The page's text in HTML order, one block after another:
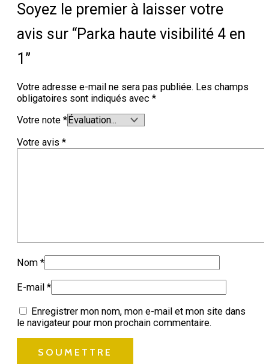
Soyez le premier à laisser votre
avis sur “Parka haute visibilité 4 en
1”
Votre adresse e-mail ne sera pas publiée. Les champs
obligatoires sont indiqués avec *
Votre note *
Votre avis *
Nom *
E-mail *
Enregistrer mon nom, mon e-mail et mon site dans
le navigateur pour mon prochain commentaire.